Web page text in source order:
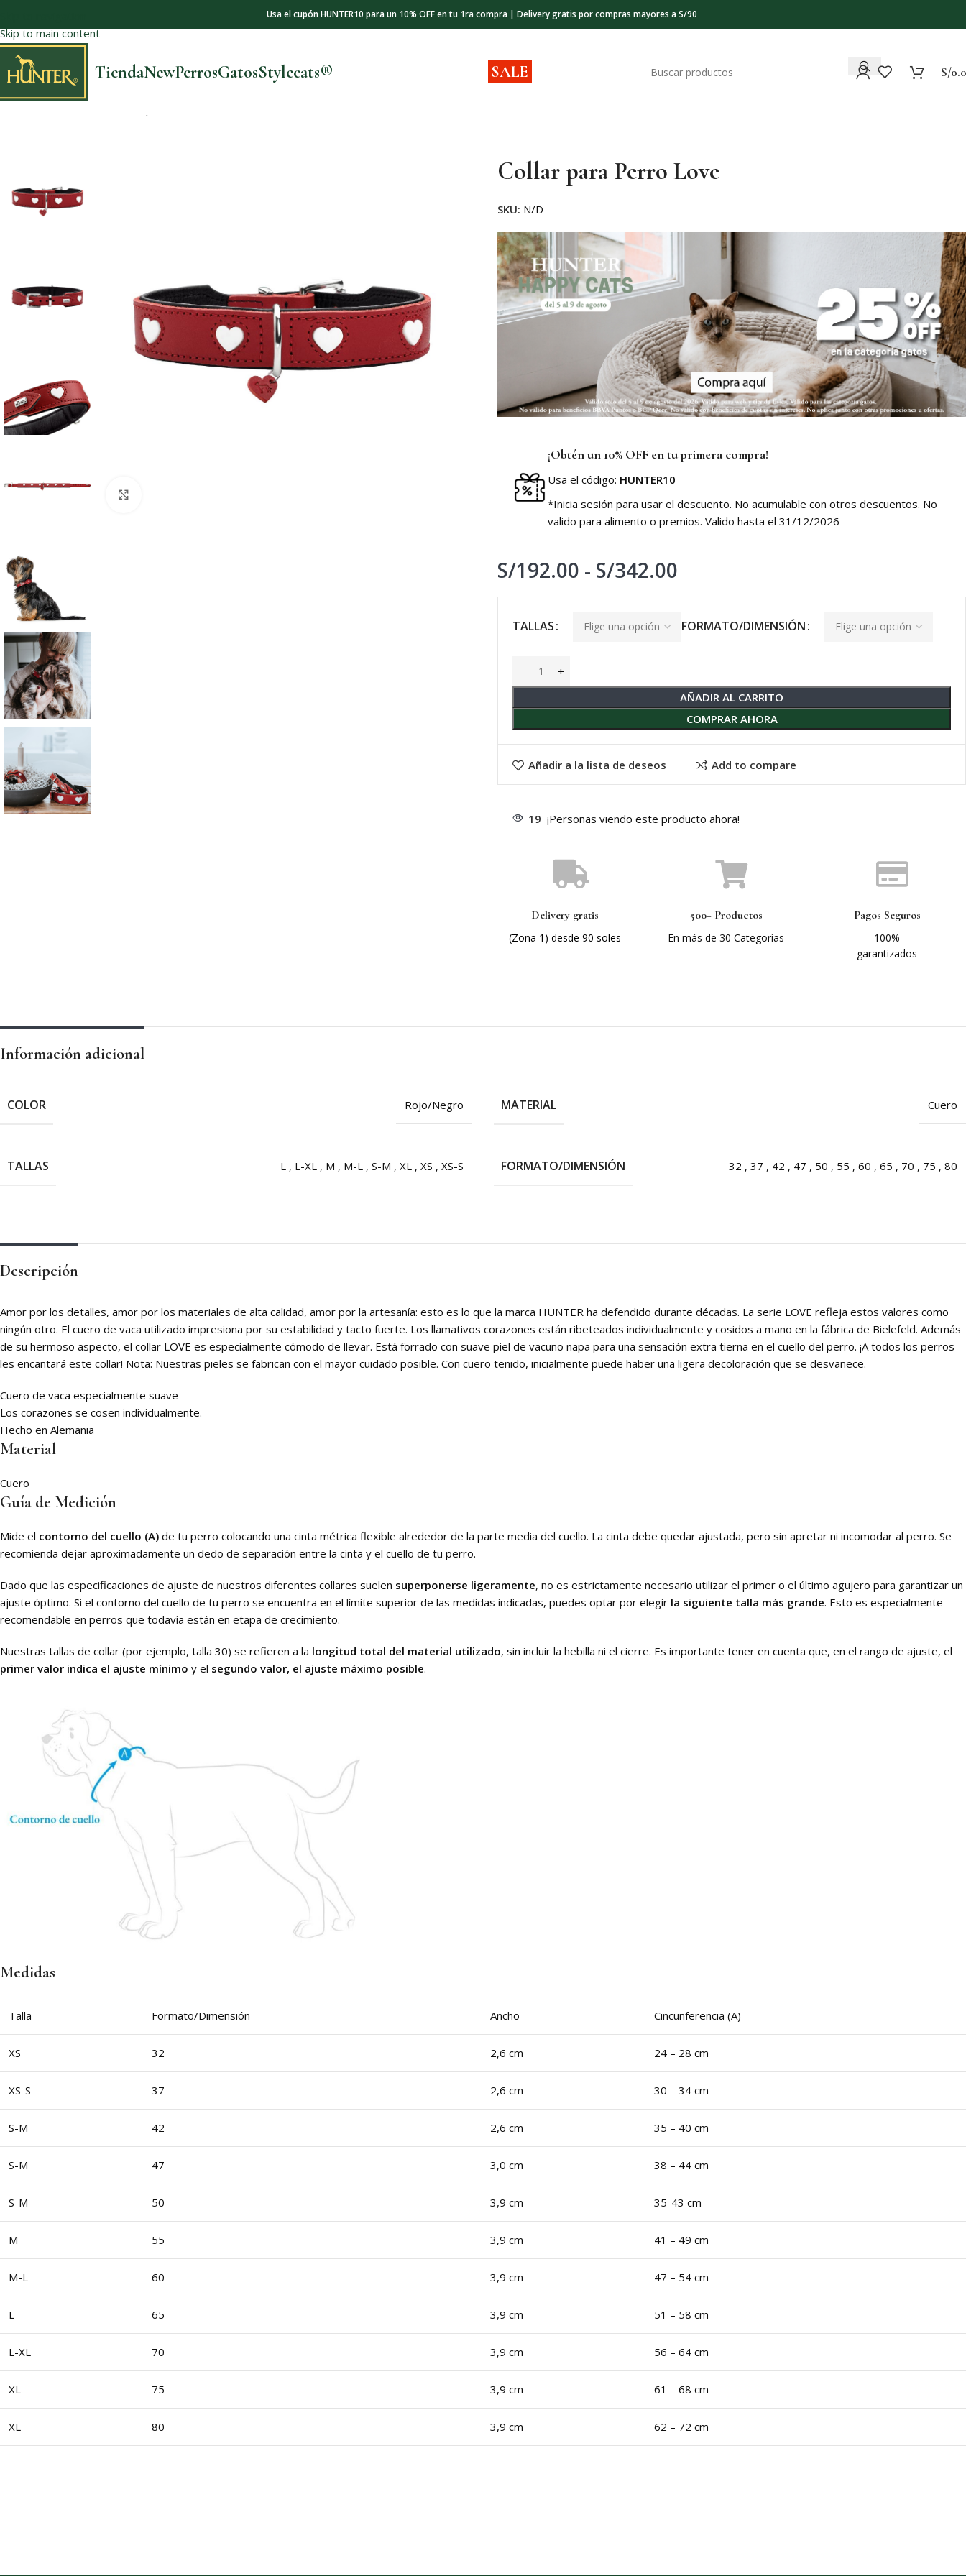
Skip to main content
Usa el cupón HUNTER10 para un 10% OFF en tu 1ra compra | Delivery gratis por compras mayores a S/90
TiendaNewPerrosGatosStylecats® SALE S/
Collar para Perro Love
SKU: N/D
¡Obtén un 10% OFF en tu primera compra!
Usa el código: HUNTER10
*Inicia sesión para usar el descuento. No acumulable con otros descuentos. No
valido para alimento o premios. Valido hasta el 31/12/2026
S/192.00 - S/342.00
TALLAS FORMATO/DIMENSIÓN
AÑADIR AL CARRITO
COMPRAR AHORA
Añadir a la lista de deseos Add to compare
19 ¡Personas viendo este producto ahora!
Delivery gratis
(Zona 1) desde 90 soles
500+ Productos
En más de 30 Categorías
Pagos Seguros
100%
garantizados
Información adicional
COLOR Rojo/Negro MATERIAL Cuero
TALLAS L , L-XL , M , M-L , S-M , XL , XS , XS-S FORMATO/DIMENSIÓN 32 , 37 , 42 , 47 , 50 , 55 , 60 , 65 , 70 , 75 , 80
Descripción
Amor por los detalles, amor por los materiales de alta calidad, amor por la artesanía: esto es lo que la marca HUNTER ha defendido durante décadas. La serie LOVE refleja estos valores como
ningún otro. El cuero de vaca utilizado impresiona por su estabilidad y tacto fuerte. Los llamativos corazones están ribeteados individualmente y cosidos a mano en la fábrica de Bielefeld. Además
de su hermoso aspecto, el collar LOVE es especialmente cómodo de llevar. Está forrado con suave piel de vacuno napa para una sensación extra tierna en el cuello del perro. ¡A todos los perros
les encantará este collar! Nota: Nuestras pieles se fabrican con el mayor cuidado posible. Con cuero teñido, inicialmente puede haber una ligera decoloración que se desvanece.
Cuero de vaca especialmente suave
Los corazones se cosen individualmente.
Hecho en Alemania
Material
Cuero
Guía de Medición
Mide el contorno del cuello (A) de tu perro colocando una cinta métrica flexible alrededor de la parte media del cuello. La cinta debe quedar ajustada, pero sin apretar ni incomodar al perro. Se
recomienda dejar aproximadamente un dedo de separación entre la cinta y el cuello de tu perro.
Dado que las especificaciones de ajuste de nuestros diferentes collares suelen superponerse ligeramente, no es estrictamente necesario utilizar el primer o el último agujero para garantizar un
ajuste óptimo. Si el contorno del cuello de tu perro se encuentra en el límite superior de las medidas indicadas, puedes optar por elegir la siguiente talla más grande. Esto es especialmente
recomendable en perros que todavía están en etapa de crecimiento.
Nuestras tallas de collar (por ejemplo, talla 30) se refieren a la longitud total del material utilizado, sin incluir la hebilla ni el cierre. Es importante tener en cuenta que, en el rango de ajuste, el
primer valor indica el ajuste mínimo y el segundo valor, el ajuste máximo posible.
Medidas
Talla Formato/Dimensión Ancho Cincunferencia (A)
XS 32 2,6 cm 24 – 28 cm
XS-S 37 2,6 cm 30 – 34 cm
S-M 42 2,6 cm 35 – 40 cm
S-M 47 3,0 cm 38 – 44 cm
S-M 50 3,9 cm 35-43 cm
M 55 3,9 cm 41 – 49 cm
M-L 60 3,9 cm 47 – 54 cm
L 65 3,9 cm 51 – 58 cm
L-XL 70 3,9 cm 56 – 64 cm
XL 75 3,9 cm 61 – 68 cm
XL 80 3,9 cm 62 – 72 cm